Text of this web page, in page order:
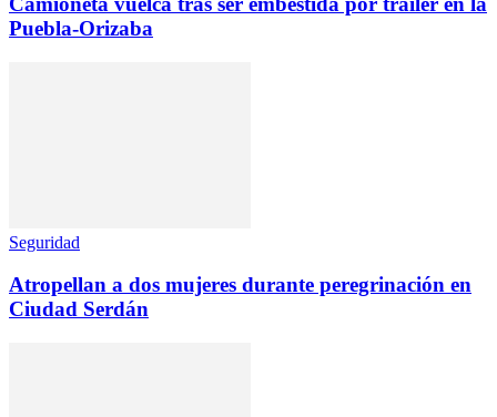
Puebla-Orizaba
Seguridad
Atropellan a dos mujeres durante peregrinación en
Ciudad Serdán